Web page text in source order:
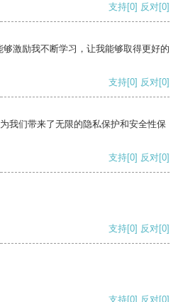
支持[0] 反对[0]
激励我不断学习，让我能够取得更好的
支持[0] 反对[0]
我们带来了无限的隐私保护和安全性保
支持[0] 反对[0]
支持[0] 反对[0]
支持[0] 反对[0]